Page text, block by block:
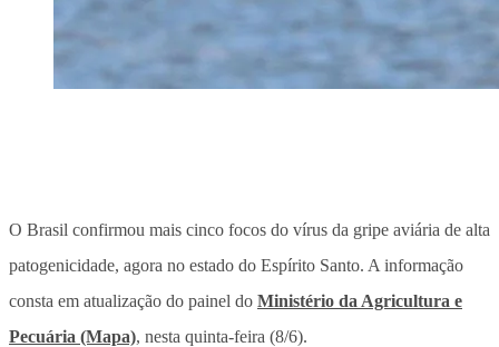
O Brasil confirmou mais cinco focos do vírus da gripe aviária de alta
patogenicidade, agora no estado do Espírito Santo. A informação
consta em atualização do painel do Ministério da Agricultura e
Pecuária (Mapa), nesta quinta-feira (8/6).